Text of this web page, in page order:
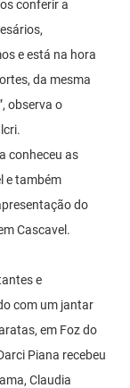
conferir a
e está na hora
da mesma
observa o
conheceu as
e também
do
Cascavel.
e
com um jantar
em Foz do
Piana recebeu
Claudia